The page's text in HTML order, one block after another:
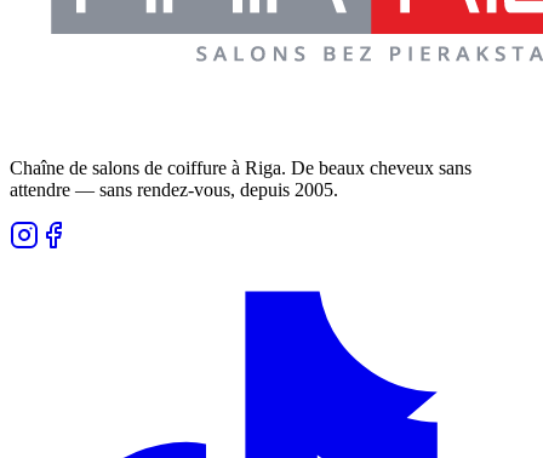
Chaîne de salons de coiffure à Riga. De beaux cheveux sans
attendre — sans rendez-vous, depuis 2005.